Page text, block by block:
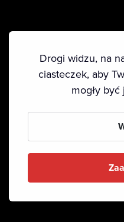
Drogi widzu, na
ciasteczek, aby
mogły